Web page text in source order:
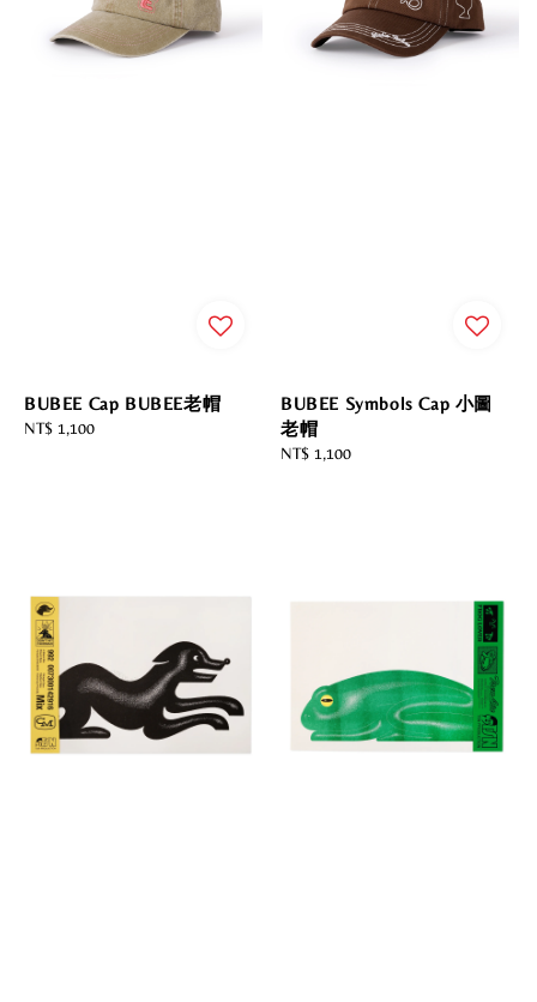
BUBEE Cap BUBEE老帽
Regular
NT$ 1,100
BUBEE Symbols Cap 小圖
老帽
Regular
NT$ 1,100